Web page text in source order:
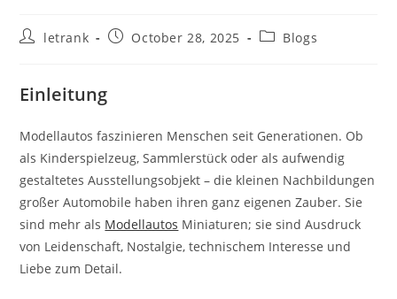
Postletrank
PostOctober 28, 2025
PostBlogs
Einleitung
Modellautos faszinieren Menschen seit Generationen. Ob
als Kinderspielzeug, Sammlerstück oder als aufwendig
gestaltetes Ausstellungsobjekt – die kleinen Nachbildungen
großer Automobile haben ihren ganz eigenen Zauber. Sie
sind mehr als Modellautos Miniaturen; sie sind Ausdruck
von Leidenschaft, Nostalgie, technischem Interesse und
Liebe zum Detail.